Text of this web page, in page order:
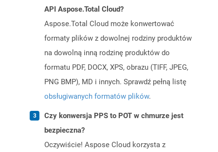
API Aspose.Total Cloud?
Aspose.Total Cloud może konwertować
formaty plików z dowolnej rodziny produktów
na dowolną inną rodzinę produktów do
formatu PDF, DOCX, XPS, obrazu (TIFF, JPEG,
PNG BMP), MD i innych. Sprawdź pełną listę
obsługiwanych formatów plików.
Czy konwersja PPS to POT w chmurze jest
bezpieczna?
Oczywiście! Aspose Cloud korzysta z